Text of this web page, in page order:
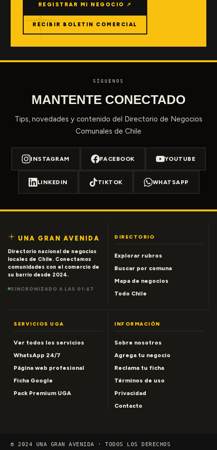
REGISTRAR MI NEGOCIO ↗
RECIBIR BOLETIN COMERCIAL
SÍGUENOS
MANTENTE CONECTADO
Tips, novedades y contenido del Directorio de Negocios
Comunales de Chile
INSTAGRAM FACEBOOK YOUTUBE
LINKEDIN TIKTOK WHATSAPP
UNA GRAN AVENIDA
Directorio nacional de negocios
locales de Chile. Conectamos
comunidades con el comercio de
su barrio desde 2024.
SINCRONIZADO A LAS 01:47
DIRECTORIO
Explorar rubros
Buscar por comuna
Mapa de negocios
Todo Chile
SERVICIOS UGA
Ver todos los servicios
WhatsApp 24/7
Página web profesional
Ficha Google
Pack Premium UGA
INFORMACIÓN
Sobre nosotros
Agrega tu negocio
Reclama tu ficha
Términos de uso
Privacidad
Contacto
© 2024 UNA GRAN AVENIDA · TODOS LOS DERECHOS